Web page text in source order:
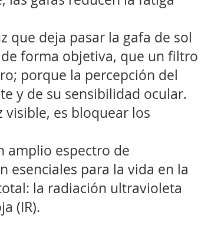
que deja pasar la gafa de sol
forma objetiva, que un filtro
porque la percepción del
y de su sensibilidad ocular.
es bloquear los
amplio espectro de
esenciales para la vida en la
la radiación ultravioleta
(IR).